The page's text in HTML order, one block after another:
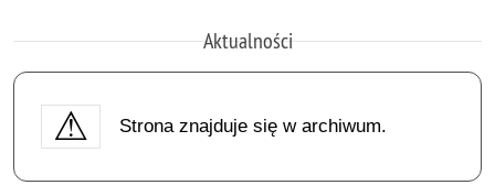
Aktualności
Strona znajduje się w archiwum.